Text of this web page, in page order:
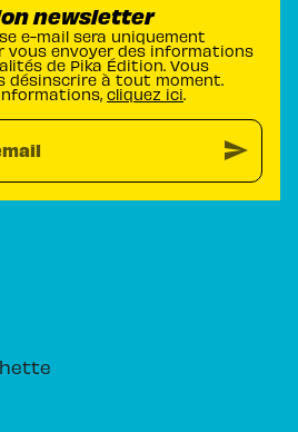
newsletter
e-mail sera uniquement
vous envoyer des informations
de Pika Édition. Vous
désinscrire à tout moment.
cliquez ici.
send